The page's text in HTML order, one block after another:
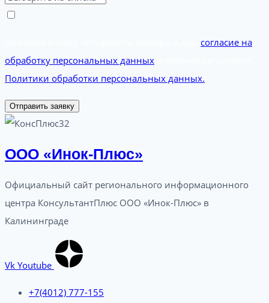
согласие на
обработку персональных данных
Политики обработки персональных данных.
Отправить заявку
ООО «Инок-Плюс»
Официальный сайт регионального информационного
центра КонсультантПлюс ООО «Инок-Плюс» в
Калининграде
Vk Youtube
+7(4012) 777-155